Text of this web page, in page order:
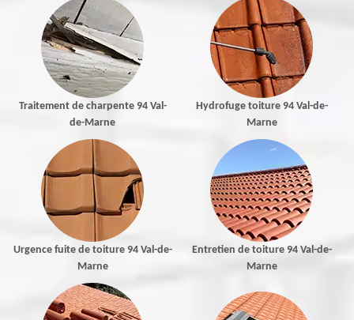
Traitement de charpente 94 Val-
de-Marne
Hydrofuge toiture 94 Val-de-
Marne
Urgence fuite de toiture 94 Val-de-
Marne
Entretien de toiture 94 Val-de-
Marne